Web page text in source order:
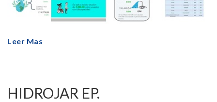
Leer Mas
HIDROJAR EP.